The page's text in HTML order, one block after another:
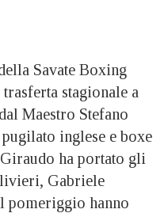
Savate Boxing
stagionale a
Maestro Stefano
inglese e boxe
ha portato gli
Gabriele
pomeriggio hanno